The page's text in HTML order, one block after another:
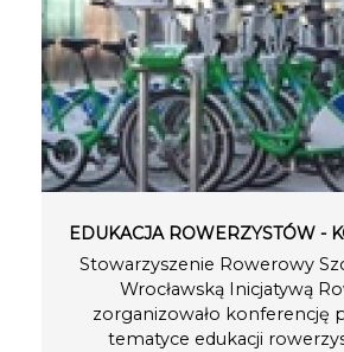
EDUKACJA ROWERZYSTÓW -
Stowarzyszenie Rowerowy
Wrocławską Inicjatywą
zorganizowało konferencję
tematyce edukacji